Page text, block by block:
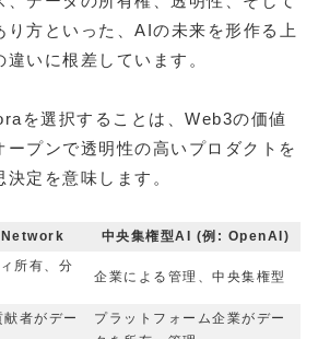
り方といった、AIの未来を形作る上
いに根差しています。
を選択することは、Web3の価値
ープンで透明性の高いプロダクトを
定を意味します。
中央集権型AI (例: OpenAI)
所有、分
企業による管理、中央集権型
者がデー
プラットフォーム企業がデー